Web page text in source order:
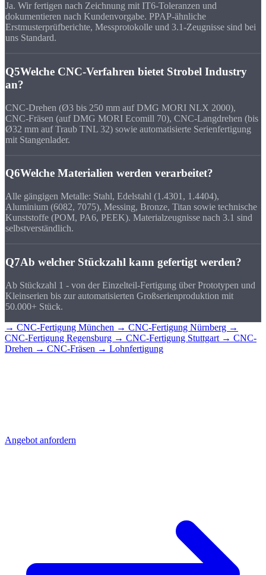
Ja. Wir fertigen nach Zeichnung mit IT6-Toleranzen und
dokumentieren nach Kundenvorgabe. PPAP-ähnliche
Erstmusterprüfberichte, Messprotokolle und 3.1-Zeugnisse sind bei
uns Standard.
Q5Welche CNC-Verfahren bietet Strobel Industry
an?
CNC-Drehen (Ø3 bis 250 mm auf DMG MORI NLX 2000),
CNC-Fräsen (auf DMG MORI Ecomill 70), CNC-Langdrehen (bis
Ø32 mm auf Traub TNL 32) sowie automatisierte Serienfertigung
mit Stangenlader.
Q6Welche Materialien werden verarbeitet?
Alle gängigen Metalle: Stahl, Edelstahl (1.4301, 1.4404),
Aluminium (6082, 7075), Messing, Bronze, Titan sowie technische
Kunststoffe (POM, PA6, PEEK). Materialzeugnisse nach 3.1 sind
selbstverständlich.
Q7Ab welcher Stückzahl kann gefertigt werden?
Ab Stückzahl 1 - von der Einzelteil-Fertigung über Prototypen und
Kleinserien bis zur automatisierten Großserienproduktion mit
50.000+ Stück.
→ CNC-Fertigung München → CNC-Fertigung Nürnberg →
CNC-Fertigung Regensburg → CNC-Fertigung Stuttgart → CNC-
Drehen → CNC-Fräsen → Lohnfertigung
Angebot anfordern